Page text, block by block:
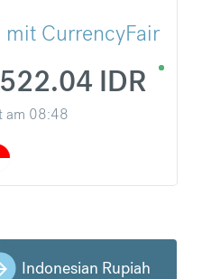
mit CurrencyFair
IDR
am 08:48
Indonesian Rupiah